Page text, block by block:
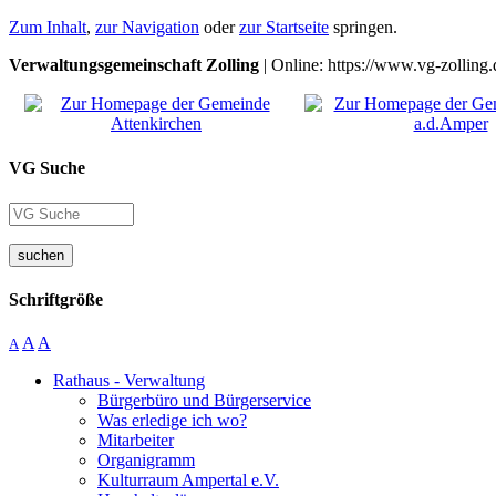
Zum Inhalt, zur Navigation oderzur Startseite springen.
Verwaltungsgemeinschaft Zolling | Online: https://www.vg-
VG Suche
suchen
Schriftgröße
A A A
Rathaus - Verwaltung
Bürgerbüro und Bürgerservice
Was erledige ich wo?
Mitarbeiter
Organigramm
Kulturraum Ampertal e.V.